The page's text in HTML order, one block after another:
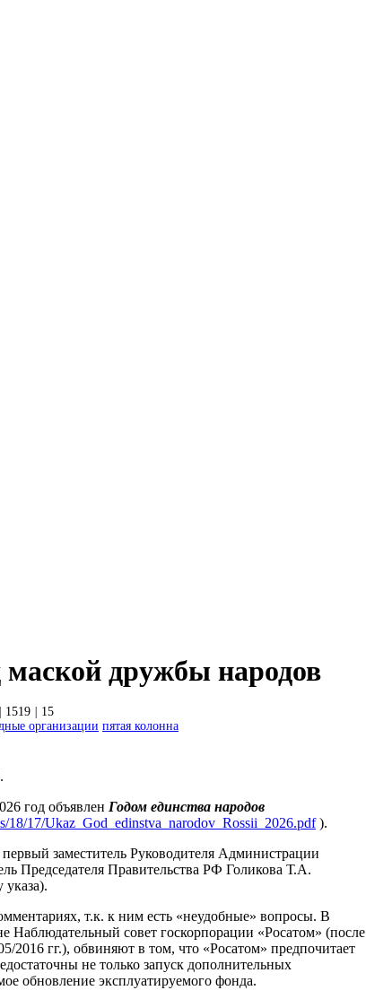
маской дружбы народов
1519
15
организации пятая колонна
год объявлен Годом единства народов
18/17/Ukaz_God_edinstva_narodov_Rossii_2026.pdf).
заместитель Руководителя Администрации
Председателя Правительства РФ Голикова Т.А.
указа).
т.к. к ним есть «неудобные» вопросы. В
Наблюдательный совет госкорпорации «Росатом» (после
2016 гг.), обвиняют в том, что «Росатом» предпочитает
не только запуск дополнительных
обновление эксплуатируемого фонда.